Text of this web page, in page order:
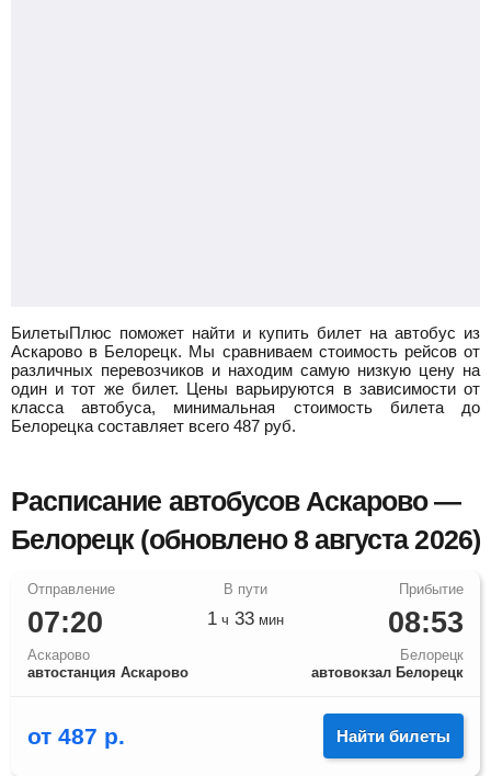
БилетыПлюс поможет найти и купить билет на автобус из
Аскарово в Белорецк. Мы сравниваем стоимость рейсов от
различных перевозчиков и находим самую низкую цену на
один и тот же билет. Цены варьируются в зависимости от
класса автобуса, минимальная стоимость билета до
Белорецка составляет всего 487 руб.
Расписание автобусов Аскарово —
Белорецк (обновлено 8 августа 2026)
07:20
Аскарово
автостанция Аскарово
08:53
Белорецк
автовокзал Белорецк
1 ч 33 мин
от 487 р. Найти билеты